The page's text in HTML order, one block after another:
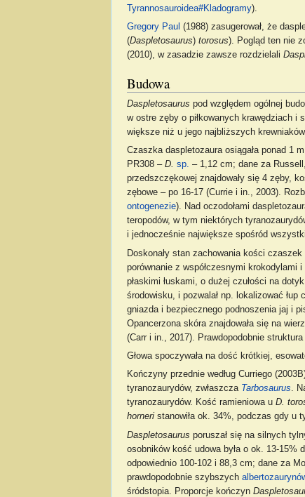
Tyrannosauroidea#Kladogramy).
Gregory Paul (1988) zasugerował, że
(Daspletosaurus) torosus). Pogląd ten nie
(2010), w zasadzie zawsze rozdzielali
Budowa
Daspletosaurus pod względem ogólnej
w ostre zęby o piłkowanych krawędziach i
większe niż u jego najbliższych
Czaszka daspletozaura osiągała ponad 1
PR308 – D. sp. – 1,12 cm; dane za
przedszczękowej znajdowały się 4 zęby,
zębowe – po 16-17 (Currie i in., 2003).
ontogenezie). Nad oczodołami
teropodów, w tym niektórych
i jednocześnie największe spośród
Doskonały stan zachowania kości
porównanie z współczesnymi krokodylami
płaskimi łuskami, o dużej czułości na
środowisku, i pozwalał np. lokalizować
gniazda i bezpiecznego podnoszenia jaj i
Opancerzona skóra znajdowała się na
(Carr i in., 2017). Prawdopodobnie
Głowa spoczywała na dość krótkiej,
Kończyny przednie według Curriego
tyranozaurydów, zwłaszcza Tarbosaurus.
tyranozaurydów. Kość ramieniowa u D.
horneristanowiła ok. 34%, podczas gdy u
Daspletosaurus poruszał się na silnych
osobników kość udowa była o ok. 13-15%
odpowiednio 100-102 i 88,3 cm; dane za
prawdopodobnie szybszych
śródstopia. Proporcje kończyn